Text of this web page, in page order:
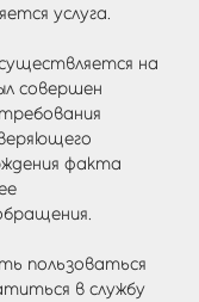
услуга.
на
совершен
факта
пользоваться
в службу